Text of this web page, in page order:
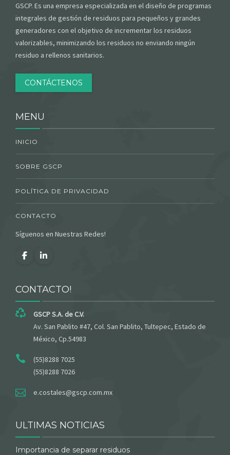
GSCP. Es una empresa especializada en el diseño de programas
integrales de gestión de residuos para pequeños y grandes
generadores con el objetivo de incrementar los residuos
valorizables, minimizando los residuos no enviando ningún
residuo a rellenos sanitarios.
CONTÁCTENOS
MENU
INICIO
SOBRE GSCP
POLÍTICA DE PRIVACIDAD
CONTACTO
Síguenos en Nuestras Redes!
CONTACTO!
GSCP S.A. de C.V.
Av. San Pablito #47, Col. San Pablito, Tultepec, Estado de
México, Cp.54983
(55)8288 7025
(55)8288 7026
e.costales@gscp.com.mx
ULTIMAS NOTICIAS
Importancia de separar residuos